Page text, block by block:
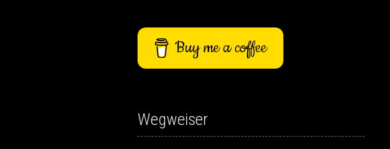
Buy me a coffee
Wegweiser